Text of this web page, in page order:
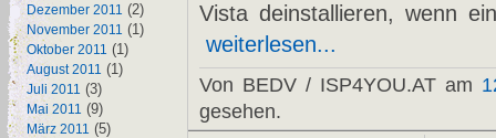
Dezember 2011 (2)
November 2011 (1)
Oktober 2011 (1)
August 2011 (1)
Juli 2011 (3)
Mai 2011 (9)
März 2011 (5)
Vista deinstallieren, wenn
weiterlesen...
Von BEDV / ISP4YOU.AT am
gesehen.